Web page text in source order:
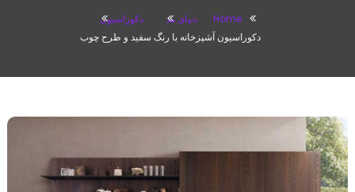
Home دنیای مد
دکوراسیون
دکوراسیون آشپزخانه با رنگ سفید و طرح چوب